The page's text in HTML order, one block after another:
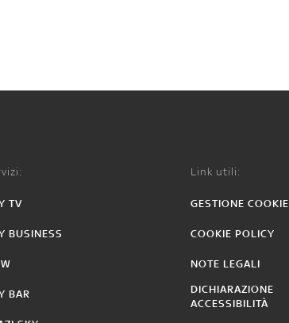
TV
BUSINESS
BAR
Link utili:
GESTIONE COOKIE
COOKIE POLICY
NOTE LEGALI
DICHIARAZIONE
ACCESSIBILITÀ